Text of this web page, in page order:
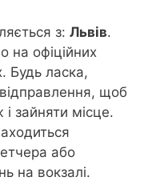
з: Львів.
на офіційних
Будь ласка,
щоб
зайняти місце.
або
на вокзалі.